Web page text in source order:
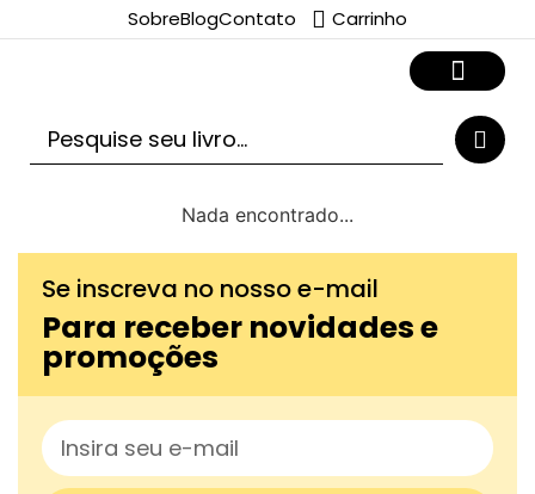
SobreBlogContato Carrinho
Nada encontrado...
Se inscreva no nosso e-mail
Para receber novidades e
promoções